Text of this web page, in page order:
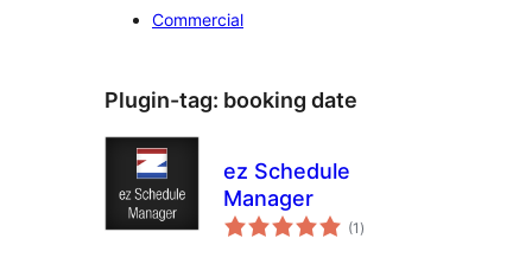
Commercial
Plugin-tag: booking date
ez Schedule
Manager
(1 totale
bedømmelser
)